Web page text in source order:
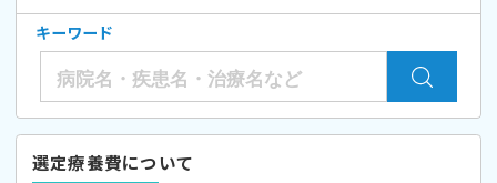
キーワード
選定療養費について